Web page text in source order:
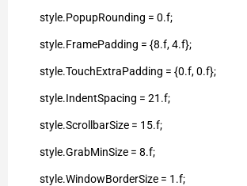
style.PopupRounding = 0.f;
style.FramePadding = {8.f, 4.f};
style.TouchExtraPadding = {0.f, 0.f};
style.IndentSpacing = 21.f;
style.ScrollbarSize = 15.f;
style.GrabMinSize = 8.f;
style.WindowBorderSize = 1.f;